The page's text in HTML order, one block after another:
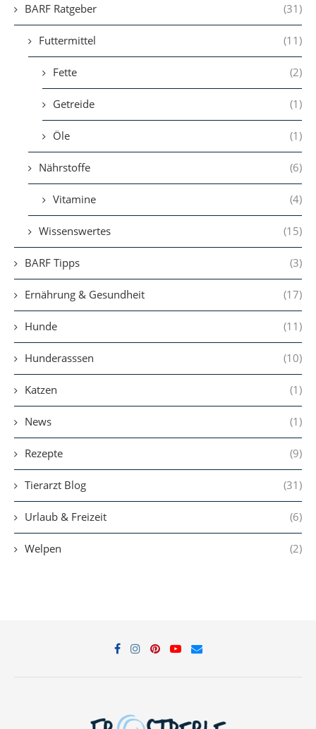
BARF Ratgeber (31)
Futtermittel (11)
Fette (2)
Getreide (1)
Öle (1)
Nährstoffe (6)
Vitamine (4)
Wissenswertes (15)
BARF Tipps (3)
Ernährung & Gesundheit (17)
Hunde (11)
Hunderasssen (10)
Katzen (1)
News (1)
Rezepte (9)
Tierarzt Blog (31)
Urlaub & Freizeit (6)
Welpen (2)